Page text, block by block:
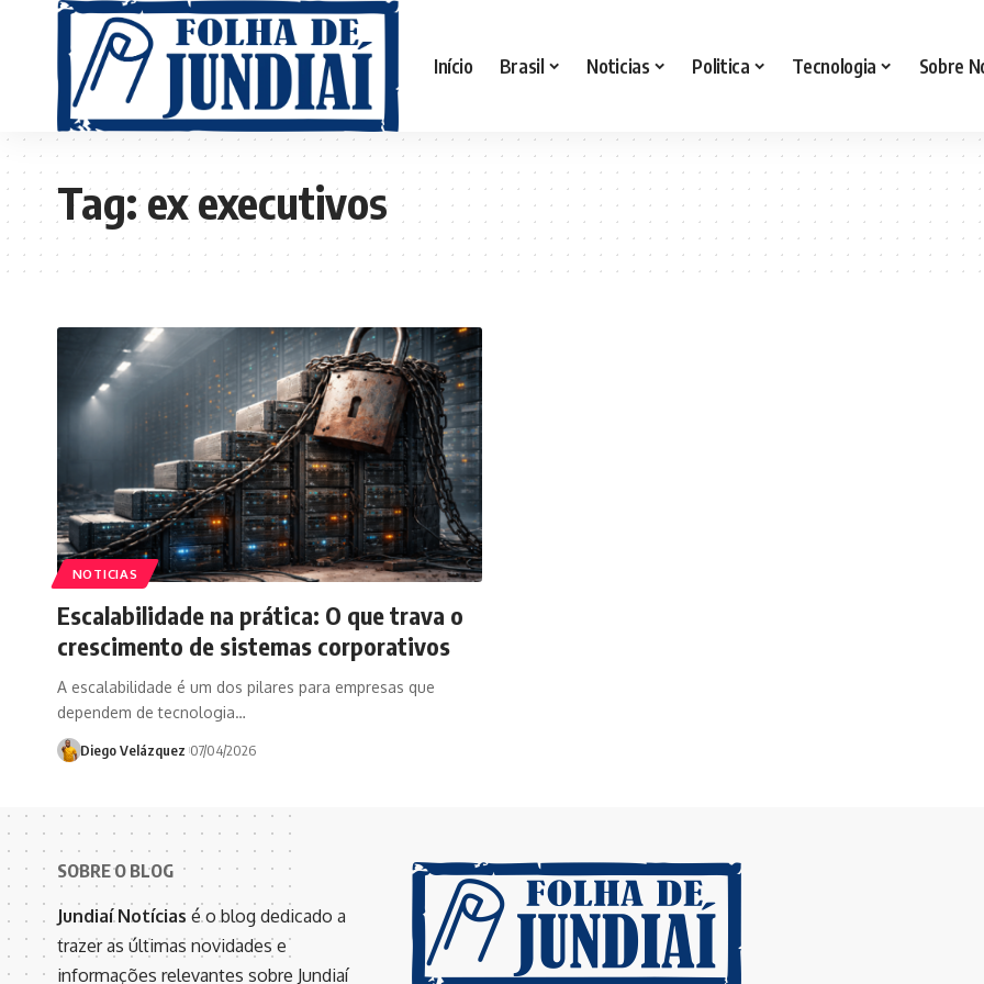
Início Brasil Noticias Politica Tecnologia Sobre
Tag:ex executivos
NOTICIAS
Escalabilidade na prática: O que trava o
crescimento de sistemas corporativos
A escalabilidade é um dos pilares para empresas que
dependem de tecnologia…
Diego Velázquez 07/04/2026
SOBRE O BLOG
Jundiaí Notícias é o blog dedicado a
trazer as últimas novidades e
informações relevantes sobre Jundiaí